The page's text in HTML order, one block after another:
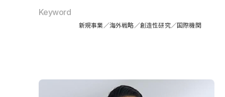
Keyword
新規事業 海外戦略 創造性研究 国際機関